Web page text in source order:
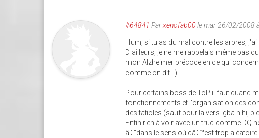
#64841 Parxenofab00 le mar 26/02/2008
Hum, si tu as du mal contre les arbres, j'ai
D'ailleurs, je ne me rappelais même pas
mon Alzheimer précoce en ce qui
comme on dit...).
Pour certains boss de ToP il faut quand
fonctionnements et l'organisation des
des tafioles (sauf pour la vers. gba hihi,
Enfin rien à voir avec un truc comme DQ
â€“dans le sens où câ€™est trop